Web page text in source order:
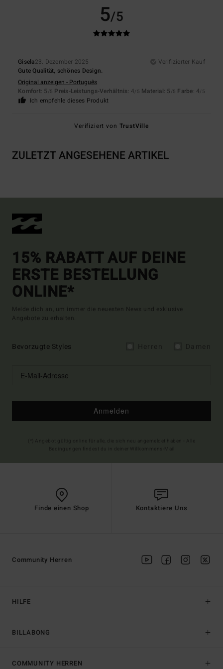
5/5
Gisela23. Dezember 2025
Verifizierter Kauf
Gute Qualität, schönes Design.
Original anzeigen - Português
Komfort: 5 /5 Preis-Leistungs-Verhältnis: 4/5 Material: 5 /5 Farbe: 4/5
Ich empfehle dieses Produkt
Verifiziert von TrustVille
ZULETZT ANGESEHENE ARTIKEL
15% RABATT AUF DEINE
ERSTE BESTELLUNG
ONLINE*
Melde dich an, um immer die neuesten News und exklusive
Angebote zu erhalten.
Bevorzugte Styles
Anmelden
Finde einen Shop Kontaktiere Uns
HILFE
BILLABONG
Community Herren
COMMUNITY HERREN